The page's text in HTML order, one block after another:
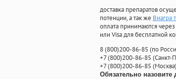
доставка препаратов
потенции, а так же Виагра
оплата принимаются
или Visa для бесплатной
8(800)200-86-85 (по
+7(800)200-86-85 (Санкт-
+7(800)200-86-85 (Москва)
Обязательно